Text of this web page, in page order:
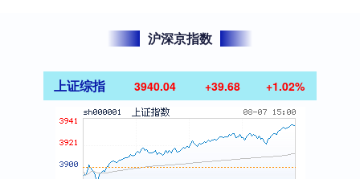
沪深京指数
上证综指 3940.04 +39.68 +1.02%